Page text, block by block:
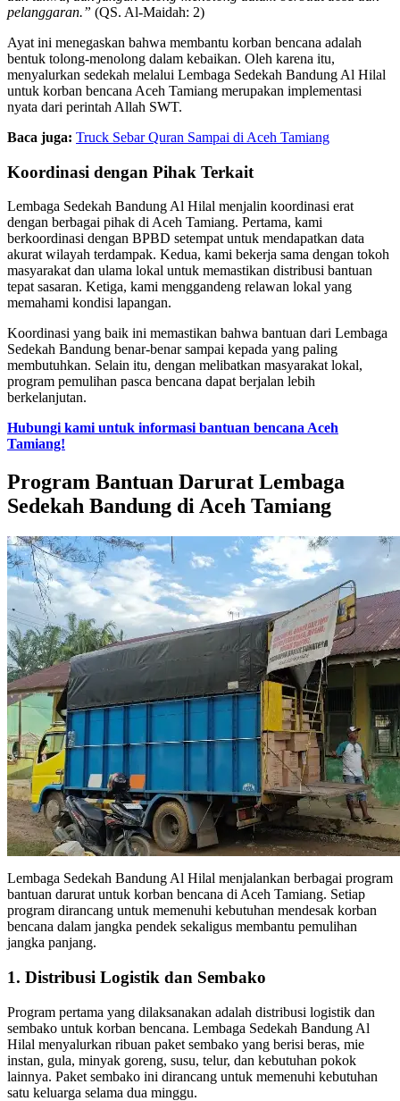
pelanggaran.” (QS. Al-Maidah: 2)
Ayat ini menegaskan bahwa membantu korban bencana adalah
bentuk tolong-menolong dalam kebaikan. Oleh karena itu,
menyalurkan sedekah melalui Lembaga Sedekah Bandung Al Hilal
untuk korban bencana Aceh Tamiang merupakan implementasi
nyata dari perintah Allah SWT.
Baca juga: Truck Sebar Quran Sampai di Aceh Tamiang
Koordinasi dengan Pihak Terkait
Lembaga Sedekah Bandung Al Hilal menjalin koordinasi erat
dengan berbagai pihak di Aceh Tamiang. Pertama, kami
berkoordinasi dengan BPBD setempat untuk mendapatkan data
akurat wilayah terdampak. Kedua, kami bekerja sama dengan tokoh
masyarakat dan ulama lokal untuk memastikan distribusi bantuan
tepat sasaran. Ketiga, kami menggandeng relawan lokal yang
memahami kondisi lapangan.
Koordinasi yang baik ini memastikan bahwa bantuan dari Lembaga
Sedekah Bandung benar-benar sampai kepada yang paling
membutuhkan. Selain itu, dengan melibatkan masyarakat lokal,
program pemulihan pasca bencana dapat berjalan lebih
berkelanjutan.
Hubungi kami untuk informasi bantuan bencana Aceh
Tamiang!
Program Bantuan Darurat Lembaga
Sedekah Bandung di Aceh Tamiang
Lembaga Sedekah Bandung Al Hilal menjalankan berbagai program
bantuan darurat untuk korban bencana di Aceh Tamiang. Setiap
program dirancang untuk memenuhi kebutuhan mendesak korban
bencana dalam jangka pendek sekaligus membantu pemulihan
jangka panjang.
1. Distribusi Logistik dan Sembako
Program pertama yang dilaksanakan adalah distribusi logistik dan
sembako untuk korban bencana. Lembaga Sedekah Bandung Al
Hilal menyalurkan ribuan paket sembako yang berisi beras, mie
instan, gula, minyak goreng, susu, telur, dan kebutuhan pokok
lainnya. Paket sembako ini dirancang untuk memenuhi kebutuhan
satu keluarga selama dua minggu.